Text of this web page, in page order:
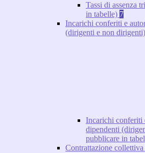
Tassi di assenza
in tabelle) 7
Incarichi conferiti e
(dirigenti e non dirigenti)
Incarichi conferiti
dipendenti
pubblicare in
Contrattazione collettiva